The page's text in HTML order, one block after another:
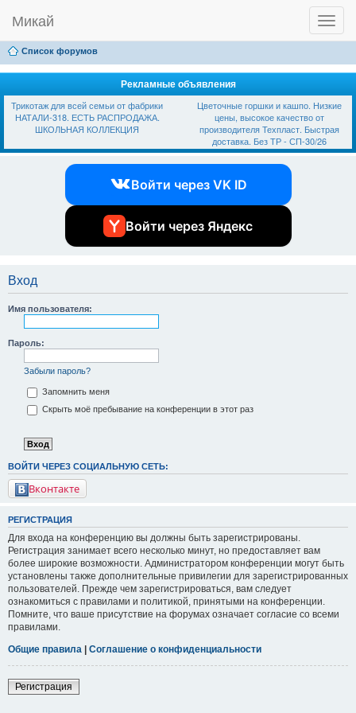
T
o
g
l
n
a
i
g
Микай
Ссылки Вход
Список форумов
Рекламные объявления
Трикотаж для всей семьи от фабрики
НАТАЛИ-318. ЕСТЬ РАСПРОДАЖА.
ШКОЛЬНАЯ КОЛЛЕКЦИЯ
Цветочные горшки и кашпо. Низкие
цены, высокое качество от
производителя Техпласт. Быстрая
доставка. Без ТР - СП-30/26
Войти через VK ID
Войти через Яндекс
Вход
Имя пользователя:
Пароль:
Забыли пароль?
Запомнить меня
Скрыть моё пребывание на конференции в этот раз
ВОЙТИ ЧЕРЕЗ СОЦИАЛЬНУЮ СЕТЬ:
Вконтакте
РЕГИСТРАЦИЯ
Для входа на конференцию вы должны быть зарегистрированы.
Регистрация занимает всего несколько минут, но предоставляет вам
более широкие возможности. Администратором конференции могут быть
установлены также дополнительные привилегии для зарегистрированных
пользователей. Прежде чем зарегистрироваться, вам следует
ознакомиться с правилами и политикой, принятыми на конференции.
Помните, что ваше присутствие на форумах означает согласие со всеми
правилами.
Общие правила
Соглашение о конфиденциальности
Регистрация